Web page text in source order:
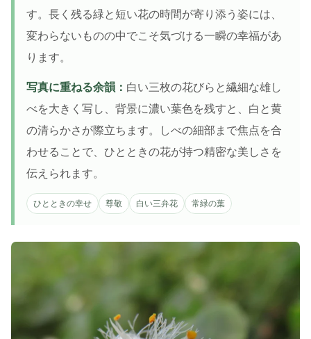
す。長く残る緑と短い花の時間が寄り添う姿には、
変わらないものの中でこそ気づける一瞬の幸福があ
ります。
写真に重ねる余韻： 白い三枚の花びらと繊細な雄し
べを大きく写し、背景に濃い葉色を残すと、白と黄
の清らかさが際立ちます。しべの細部まで焦点を合
わせることで、ひとときの花が持つ精密な美しさを
伝えられます。
ひとときの幸せ 尊敬 白い三弁花 常緑の葉